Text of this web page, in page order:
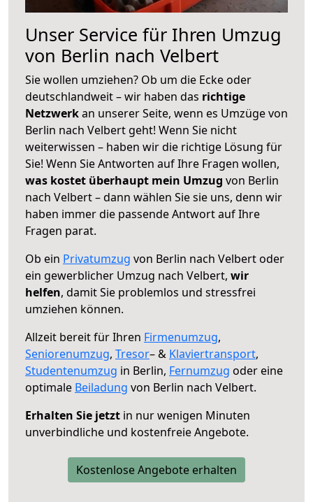
Unser Service für Ihren Umzug
von Berlin nach Velbert
Sie wollen umziehen? Ob um die Ecke oder
deutschlandweit – wir haben das richtige
Netzwerkan unserer Seite, wenn es Umzüge von
Berlin nach Velbert geht! Wenn Sie nicht
weiterwissen – haben wir die richtige Lösung für
Sie! Wenn Sie Antworten auf Ihre Fragen wollen,
was kostet überhaupt mein Umzug von Berlin
nach Velbert – dann wählen Sie sie uns, denn wir
haben immer die passende Antwort auf Ihre
Fragen parat.
Ob ein Privatumzug von Berlin nach Velbert oder
ein gewerblicher Umzug nach Velbert, wir
helfen, damit Sie problemlos und stressfrei
umziehen können.
Allzeit bereit für Ihren Firmenumzug,
Seniorenumzug, Tresor– & Klaviertransport,
Studentenumzug in Berlin, Fernumzug oder eine
optimale Beiladung von Berlin nach Velbert.
Erhalten Sie jetzt in nur wenigen Minuten
unverbindliche und kostenfreie Angebote.
Kostenlose Angebote erhalten